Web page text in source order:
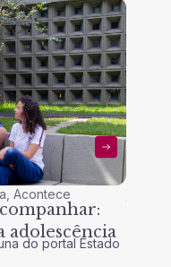
,Acontece
adolescência
do portal Estado